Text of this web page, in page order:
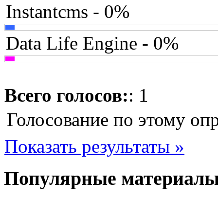
Instantcms - 0%
Data Life Engine - 0%
Всего голосов:: 1
Голосование по этому
Показать результаты »
Популярные